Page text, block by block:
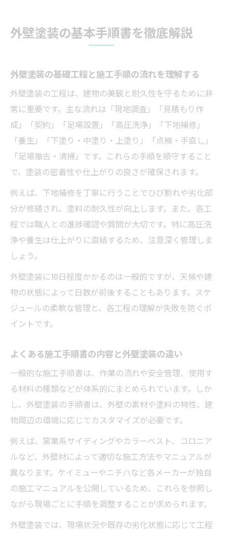
正しい外壁塗装手順書で失敗を防ぐコツ
外壁塗装業者選びの基準と見極め方のポイ
ント
外壁塗装に強い安心できる業者の特徴とは
見積書の内訳を外壁塗装の視点で確認する
方法
外壁塗装の保証内容とアフターケアの重要
性
外壁塗装の契約時にチェックすべき注意事
項
施工の流れから分かる外壁塗装のコツ
外壁塗装の各工程で気を付けたい重要ポイ
外壁塗装の流れを知りトラブルを防ぐ方法
工期の目安と外壁塗装で注意すべき日数管
理
外壁塗装の段取りと進行管理のコツを紹介
外壁塗装の現場で実践したい施工チェック
外壁塗装で失敗しない色選びの基準と注意
点
は
外壁塗装では色見本とシミュレーション活
外壁塗装の色決めに役立つ比較ポイントと
外壁塗装の基本手順書を徹底解説
外壁塗装の基礎工程と施工手順の流れを理解する
外壁塗装の工程は、建物の美観と耐久性を守るために非
常に重要です。主な流れは「現地調査」「見積もり作
成」「契約」「足場設置」「高圧洗浄」「下地補修」
「養生」「下塗り・中塗り・上塗り」「点検・手直し」
「足場撤去・清掃」です。これらの手順を順守すること
で、塗装の密着性や仕上がりの良さが確保されます。
例えば、下地補修を丁寧に行うことでひび割れや劣化部
分が修繕され、塗料の耐久性が向上します。また、各工
程では職人との進捗確認や質問が大切です。特に高圧洗
浄や養生は仕上がりに直結するため、注意深く管理しま
しょう。
外壁塗装に10日程度かかるのは一般的ですが、天候や建
物の状態によって日数が前後することもあります。スケ
ジュールの柔軟な管理と、各工程の理解が失敗を防ぐポ
イントです。
よくある施工手順書の内容と外壁塗装の違い
一般的な施工手順書は、作業の流れや安全管理、使用す
る材料の種類などが体系的にまとめられています。しか
し、外壁塗装の手順書は、外壁の素材や塗料の特性、建
物周辺の環境に応じてカスタマイズが必要です。
例えば、窯業系サイディングやカラーベスト、コロニア
ルなど、外壁材によって適切な施工方法やマニュアルが
異なります。ケイミューやニチハなど各メーカーが独自
の施工マニュアルを公開しているため、これらを参照し
ながら現場ごとに手順を調整することが求められます。
外壁塗装では、現場状況や既存の劣化状態に応じて工程